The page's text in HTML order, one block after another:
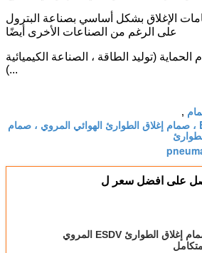
الإغلاق بشكل أساسي بصناعة البترول
على الرغم من الصناعات الأخرى أيضًا
(توليد الطاقة ، الصناعة الكيميائية
...)
,
صمام إغلاق الطوارئ ESDV ، صمام إغلاق الطوارئ الهوائي المروي ، صمام
على افضل سعر ل
صمام إغلاق الطوارئ ESDV المروي